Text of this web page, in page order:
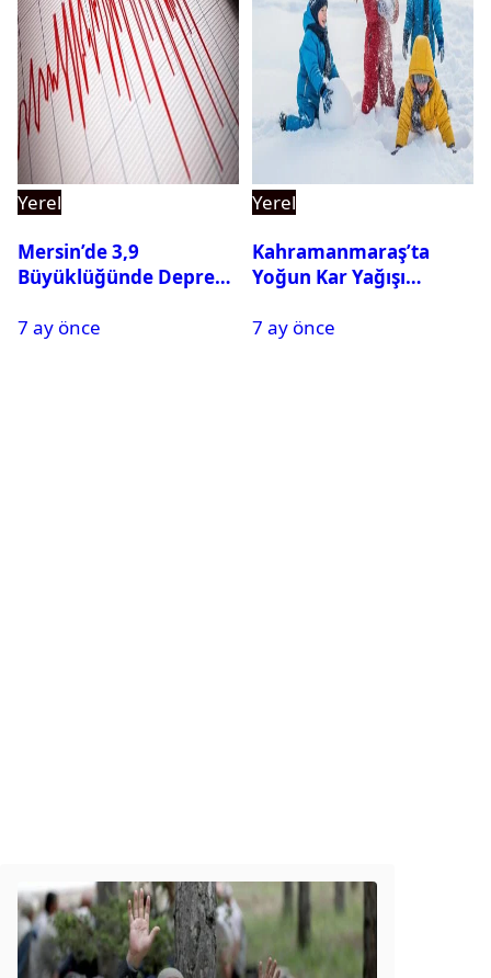
Yerel
Mersin’de 3,9
Büyüklüğünde Deprem
7 ay önce
Yerel
Kahramanmaraş’ta
Yoğun Kar Yağışı
Tatil
7 ay önce